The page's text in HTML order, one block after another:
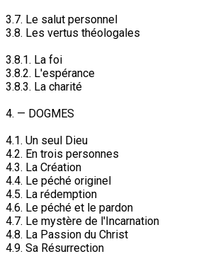
3.7. Le salut personnel
3.8. Les vertus théologales
3.8.1. La foi
3.8.2. L'espérance
3.8.3. La charité
4. — DOGMES
4.1. Un seul Dieu
4.2. En trois personnes
4.3. La Création
4.4. Le péché originel
4.5. La rédemption
4.6. Le péché et le pardon
4.7. Le mystère de l'Incarnation
4.8. La Passion du Christ
4.9. Sa Résurrection